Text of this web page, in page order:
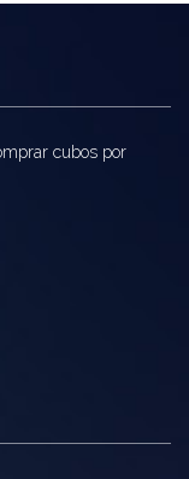
cubos por